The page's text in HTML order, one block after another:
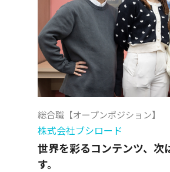
総合職【オープンポジション】
株式会社ブシロード
世界を彩るコンテンツ、次
す。